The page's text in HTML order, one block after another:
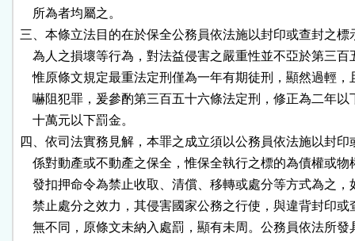
    所為者均屬之。
三、本條立法目的在於保全公務員依法施以封印或查封之
為人之損壞等行為，對法益侵害之嚴重性並不亞於第三
惟原條文規定最重法定刑僅為一年有期徒刑，顯然過輕
嚇阻犯罪，爰參酌第三百五十六條法定刑，修正為二年
    十萬元以下罰金。
四、依司法實務見解，本罪之成立須以公務員依法施以封
係對動產或不動產之保全，惟保全執行之標的為債權或
發扣押命令為禁止收取、清償、移轉或處分等方式為之
禁止處分之效力，其侵害國家公務之行使，與違背封印
無不同，原條文未納入處罰，顯有未周。公務員依法所